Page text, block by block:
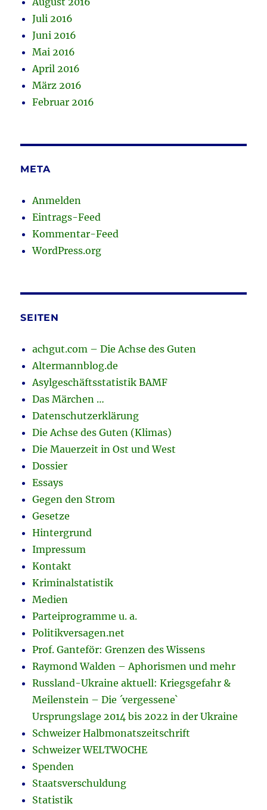
Juli 2016
Juni 2016
Mai 2016
April 2016
März 2016
Februar 2016
META
Anmelden
Eintrags-Feed
Kommentar-Feed
WordPress.org
SEITEN
achgut.com – Die Achse des Guten
Altermannblog.de
Asylgeschäftsstatistik BAMF
Das Märchen …
Datenschutzerklärung
Die Achse des Guten (Klimas)
Die Mauerzeit in Ost und West
Dossier
Essays
Gegen den Strom
Gesetze
Hintergrund
Impressum
Kontakt
Kriminalstatistik
Medien
Parteiprogramme u. a.
Politikversagen.net
Prof. Ganteför: Grenzen des Wissens
Raymond Walden – Aphorismen und mehr
Russland-Ukraine aktuell: Kriegsgefahr &
Meilenstein – Die ´vergessene`
Ursprungslage 2014 bis 2022 in der Ukraine
Schweizer Halbmonatszeitschrift
Schweizer WELTWOCHE
Spenden
Staatsverschuldung
Statistik